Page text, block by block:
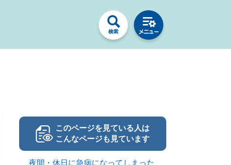
このページを見ている人は
こんなページも見ています
夜間・休日に急病になってしまった